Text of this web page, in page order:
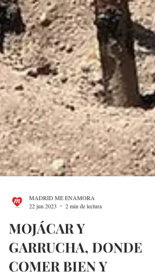
MADRID ME ENAMORA
2 min de lectura